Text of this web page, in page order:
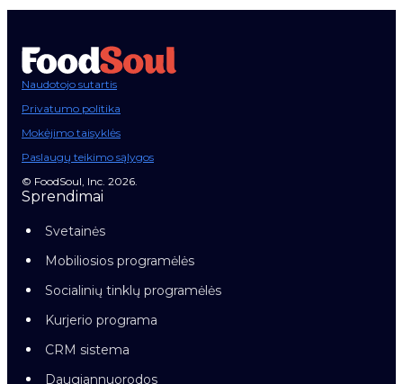
Naudotojo sutartis
Privatumo politika
Mokėjimo taisyklės
Paslaugų teikimo sąlygos
© FoodSoul, Inc. 2026.
Sprendimai
Svetainės
Mobiliosios programėlės
Socialinių tinklų programėlės
Kurjerio programa
CRM sistema
Daugiannuorodos